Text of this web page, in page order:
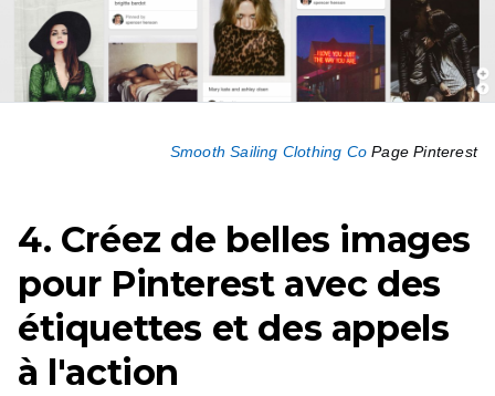
Smooth Sailing Clothing Co Page Pinterest
4. Créez de belles images
pour Pinterest avec des
étiquettes et des appels
à l'action